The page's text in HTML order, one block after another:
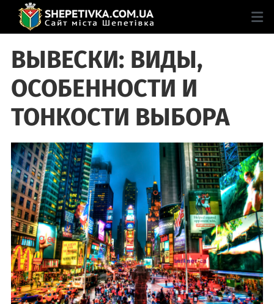
ВЫВЕСКИ: ВИДЫ,
ОСОБЕННОСТИ И
ТОНКОСТИ ВЫБОРА